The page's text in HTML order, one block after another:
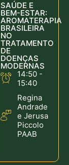
SAÚDE E
BEM-ESTAR:
AROMATERAPIA
BRASILEIRA
NO
TRATAMENTO
DE
DOENÇAS
MODERNAS
14:50 -
15:40
Regina
Andrade
e Jerusa
Piccolo
PAAB